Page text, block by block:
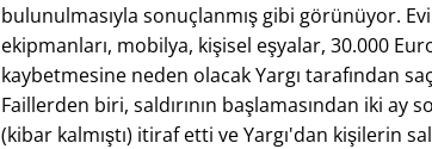
bulunulmasıyla sonuçlanmış gibi görünüyor.
ekipmanları, mobilya, kişisel eşyalar, 30.000
kaybetmesine neden olacak Yargı tarafından
Faillerden biri, saldırının başlamasından iki ay
(kibar kalmıştı) itiraf etti ve Yargı'dan kişilerin